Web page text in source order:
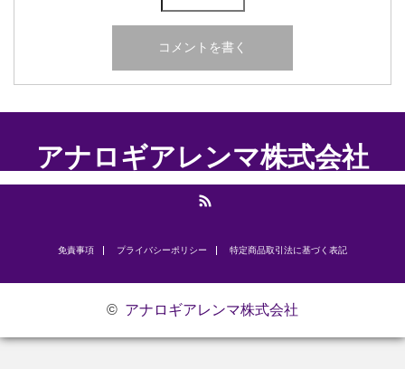
アナロギアレンマ株式会社
免責事項 プライバシーポリシー ​特定商品取引法に基づく表記
© アナロギアレンマ株式会社